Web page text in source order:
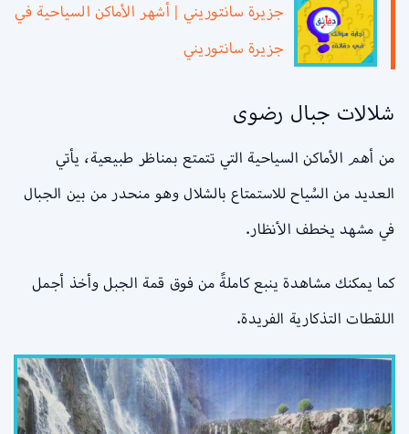
جزيرة سانتوريني | أشهر الأماكن السياحية في
جزيرة سانتوريني
شلالات جبال رضوى
من أهم الأماكن السياحية التي تتمتع بمناظر طبيعية، يأتي
العديد من السُياح للاستمتاع بالشلال وهو منحدر من بين الجبال
في مشهد يخطف الأنظار.
كما يمكنك مشاهدة ينبع كاملةً من فوق قمة الجبل وأخذ أجمل
اللقطات التذكارية الفريدة.